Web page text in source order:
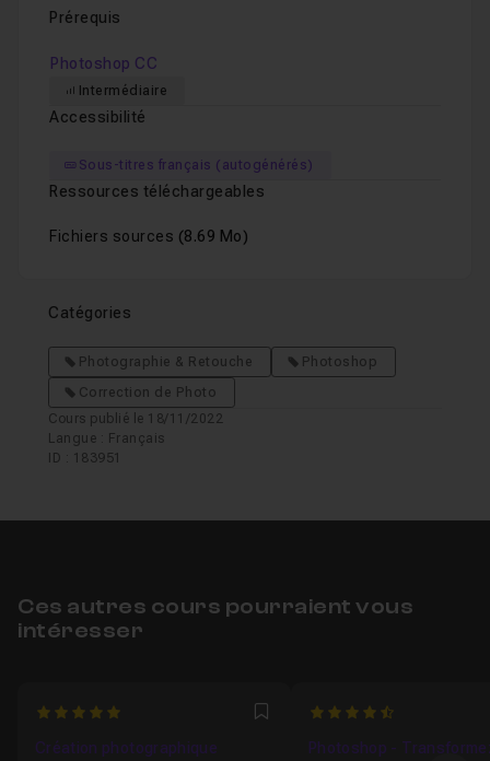
Prérequis
Photoshop CC
Intermédiaire
Accessibilité
Sous-titres français (autogénérés)
Ressources téléchargeables
Fichiers sources (8.69 Mo)
Catégories
Photographie & Retouche
Photoshop
Correction de Photo
Cours publié le 18/11/2022
Langue : Français
ID : 183951
Ces autres cours pourraient vous
intéresser
5 Favori
Création photographique
4.75
Photoshop -